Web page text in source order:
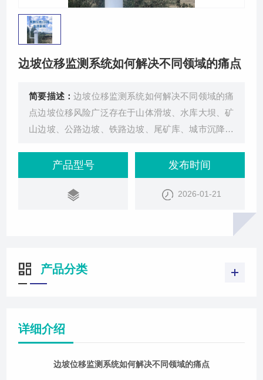
边坡位移监测系统如何解决不同领域的痛点
简要描述：边坡位移监测系统如何解决不同领域的痛
点边坡位移风险广泛存在于山体滑坡、水库大坝、矿
山边坡、公路边坡、铁路边坡、尾矿库、城市沉降、
产品型号 发布时间
2026-01-21
产品分类
详细介绍
边坡位移监测系统如何解决不同领域的痛点